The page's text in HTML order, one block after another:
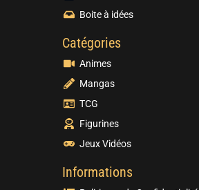
Boite à idées
Catégories
Animes
Mangas
TCG
Figurines
Jeux Vidéos
Informations